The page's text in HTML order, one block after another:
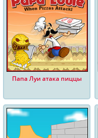
Папа Луи атака пиццы